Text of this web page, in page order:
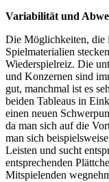
Variabilität und
Die Möglichkeiten, die
Spielmaterialien
Wiederspielreiz. Die
und Konzernen sind
gut, manchmal ist es
beiden Tableaus in
einen neuen
da man sich auf die
man sich
Leisten und sucht
entsprechenden
Mitspielenden